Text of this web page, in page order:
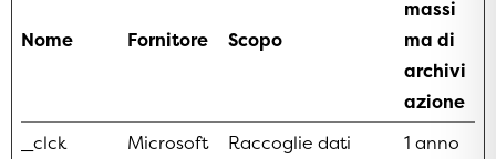
Nome Fornitore Scopo
massi
ma di
archivi
azione
_clck
Microsoft
Raccoglie dati
1 anno